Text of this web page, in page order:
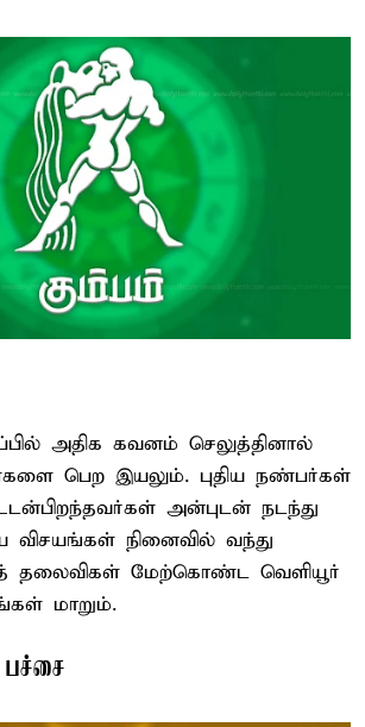
அதிக கவனம் செலுத்தினால்
பெற இயலும். புதிய நண்பர்கள்
அன்புடன் நடந்து
நினைவில் வந்து
தலைவிகள் மேற்கொண்ட வெளியூர்
மாறும்.
பச்சை